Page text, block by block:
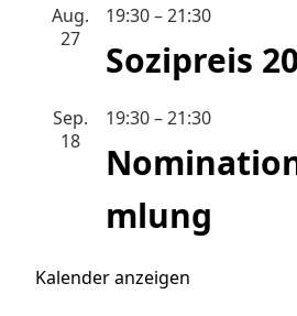
Aug.
27
19:30–21:30
Sozipreis
Sep.
18
19:30–21:30
mlung
Kalender anzeigen